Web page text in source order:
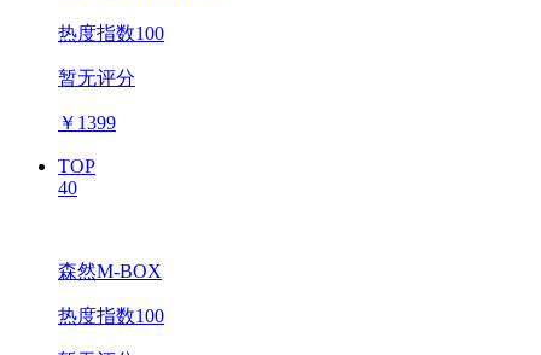
热度指数100
暂无评分
￥ 1399
TOP
40
森然M-BOX
热度指数100